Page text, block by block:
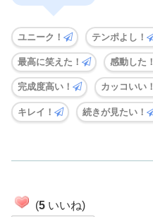
ユニーク！ テンポよし！
最高に笑えた！ 感動した！
完成度高い！ カッコいい！
キレイ！ 続きが見たい！
(5 いいね)